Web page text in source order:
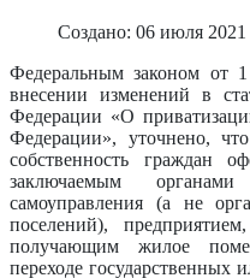
Создано: 06 июля 2021
Федеральным законом
внесении изменений в
Федерации «О
Федерации», уточнено,
собственность граждан
заключаемым
самоуправления (а не
поселений),
получающим жилое
переходе